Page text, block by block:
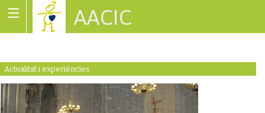
AACIC
Actualitat i experiències